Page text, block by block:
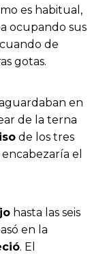
es habitual,
ocupando sus
de
gotas.
en
de la terna
de los tres
el
hasta las seis
en la
. El